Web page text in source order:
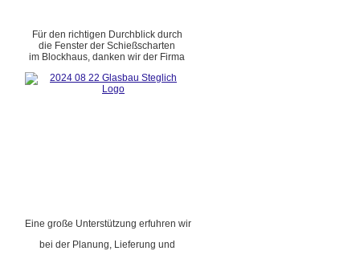
Für den richtigen Durchblick durch
die Fenster der Schießscharten
im Blockhaus, danken wir der Firma
Eine große Unterstützung erfuhren wir
bei der Planung, Lieferung und